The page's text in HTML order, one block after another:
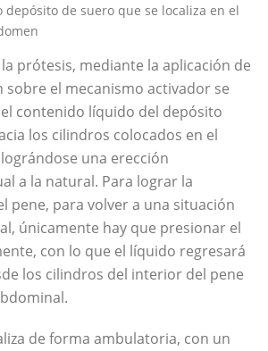
depósito de suero que se localiza en el
prótesis, mediante la aplicación de
sobre el mecanismo activador se
contenido líquido del depósito
los cilindros colocados en el
una erección
a la natural. Para lograr la
pene, para volver a una situación
únicamente hay que presionar el
con lo que el líquido regresará
los cilindros del interior del pene
de forma ambulatoria, con un